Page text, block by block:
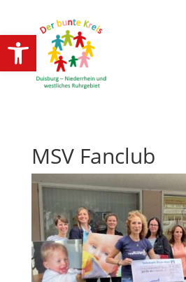
Open toolbar
MSV Fanclub